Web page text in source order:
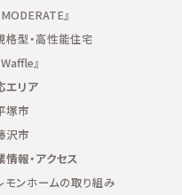
MODERATE』
格型・高性能住宅
Waffle』
エリア
塚市
沢市
情報・アクセス
モンホームの取り組み